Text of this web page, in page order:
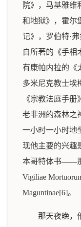
院》，马基雅维
和地狱》，霍尔
记》，罗伯特·
自所著的《手相
有康帕内拉的《
多米尼克教士埃
《宗教法庭手
老非洲的森林之
一小时一小时地
现他主要的兴趣
本哥特体书——
Vigiliae
Maguntinae[6]。
那天夜晚，